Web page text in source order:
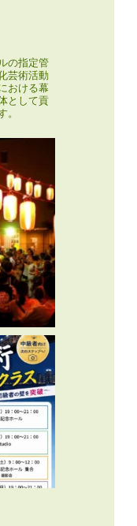
の指定管
芸術活動
おける幕
として貢